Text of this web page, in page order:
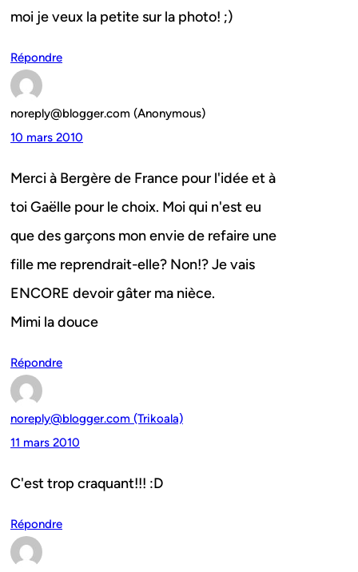
moi je veux la petite sur la photo! ;)
Répondre
noreply@blogger.com (Anonymous)
10 mars 2010
Merci à Bergère de France pour l'idée et à
toi Gaëlle pour le choix. Moi qui n'est eu
que des garçons mon envie de refaire une
fille me reprendrait-elle? Non!? Je vais
ENCORE devoir gâter ma nièce.
Mimi la douce
Répondre
noreply@blogger.com (Trikoala)
11 mars 2010
C'est trop craquant!!! :D
Répondre